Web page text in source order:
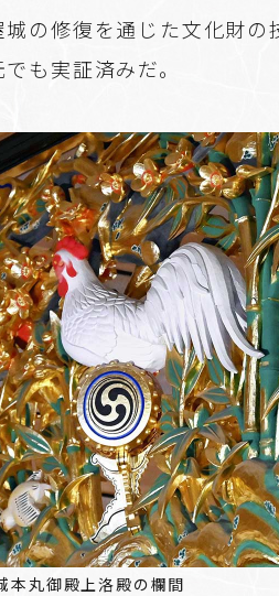
城の修復を通じた文化財
も実証済みだ。
本丸御殿上洛殿の欄間